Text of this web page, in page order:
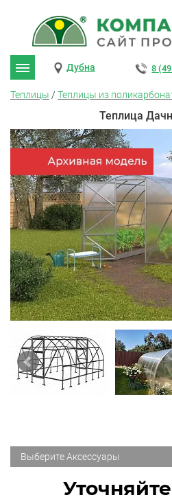
Дубна 8
Теплицы / Теплицы из
Теплица
Выберите Аксессуары